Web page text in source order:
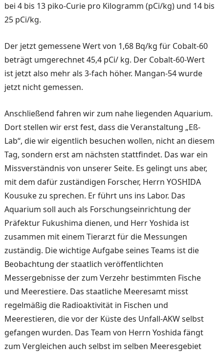
bei 4 bis 13 piko-Curie pro Kilo­gramm (pCi/kg) und 14 bis
25 pCi/kg.
Der jetzt gemessene Wert von 1,68 Bq/kg für Cobalt-60
be­trägt umgerechnet 45,4 pCi/ kg. Der Cobalt-60-Wert
ist jetzt also mehr als 3-fach hö­her. Mangan-54 wurde
jetzt nicht gemessen.
Anschließend fahren wir zum nahe liegenden Aquarium.
Dort stellen wir erst fest, dass die Veranstaltung „Eß-
Lab“, die wir eigentlich besuchen wollen, nicht an diesem
Tag, sondern erst am nächsten statt­findet. Das war ein
Missver­ständnis von unserer Seite. Es gelingt uns aber,
mit dem da­für zuständigen Forscher, Herrn YOSHIDA
Kousuke zu sprechen. Er führt uns ins La­bor. Das
Aquarium soll auch als Forschungseinrichtung der
Präfektur Fukushima dienen, und Herr Yoshida ist
zusam­men mit einem Tierarzt für die Messungen
zuständig. Die wichtige Aufgabe seines Teams ist die
Beobachtung der staatlich veröffentlichten
Messergebnisse der zum Ver­zehr bestimmten Fische
und Meerestiere. Das staatliche Meeresamt misst
regelmäßig die Radioaktivität in Fischen und
Meerestieren, die vor der Küste des Unfall-AKW selbst
gefangen wurden. Das Team von Herrn Yoshida fängt
zum Vergleichen auch selbst im selben Meeresgebiet